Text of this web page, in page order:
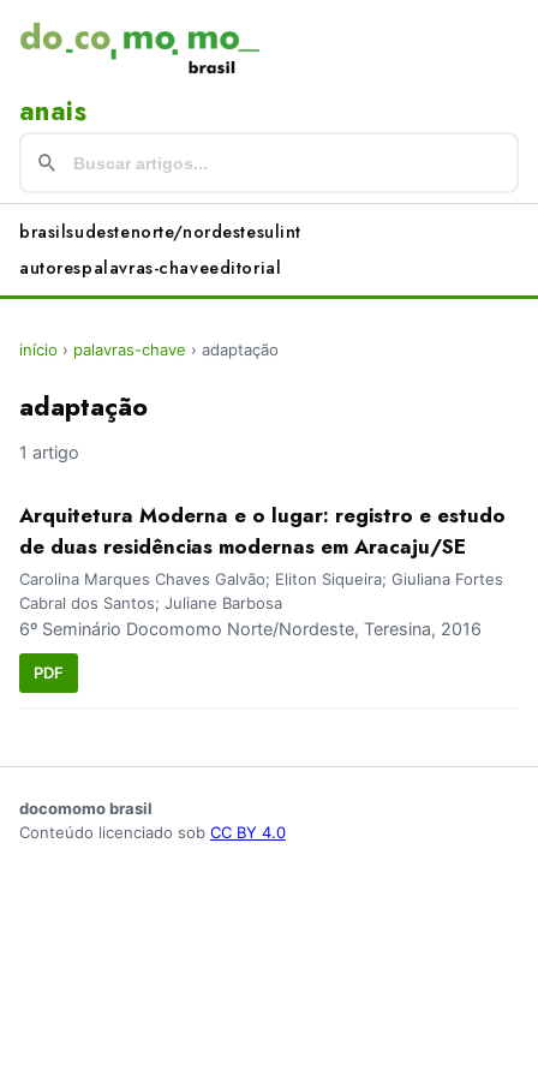
anais
brasilsudestenorte/nordestesulint
autorespalavras-chaveeditorial
início › palavras-chave › adaptação
adaptação
1 artigo
Arquitetura Moderna e o lugar: registro e estudo
de duas residências modernas em Aracaju/SE
Carolina Marques Chaves Galvão; Eliton Siqueira; Giuliana Fortes
Cabral dos Santos; Juliane Barbosa
6º Seminário Docomomo Norte/Nordeste, Teresina, 2016
PDF
docomomo brasil
Conteúdo licenciado sob CC BY 4.0